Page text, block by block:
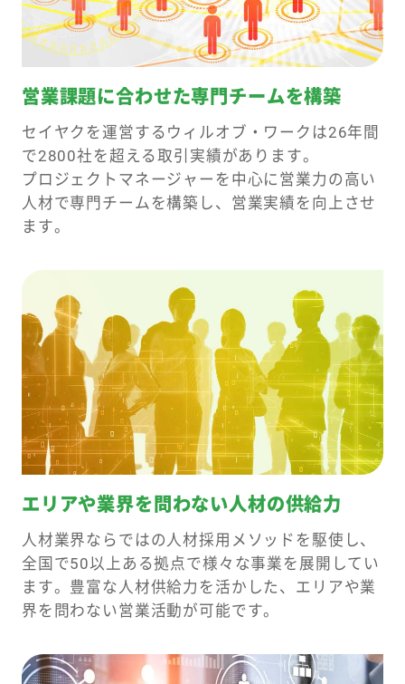
営業課題に合わせた専門チームを構築
セイヤクを運営するウィルオブ・ワークは26年間
で2800社を超える取引実績があります。
プロジェクトマネージャーを中心に営業力の高い
人材で専門チームを構築し、営業実績を向上させ
ます。
エリアや業界を問わない人材の供給力
人材業界ならではの人材採用メソッドを駆使し、
全国で50以上ある拠点で様々な事業を展開してい
ます。豊富な人材供給力を活かした、エリアや業
界を問わない営業活動が可能です。